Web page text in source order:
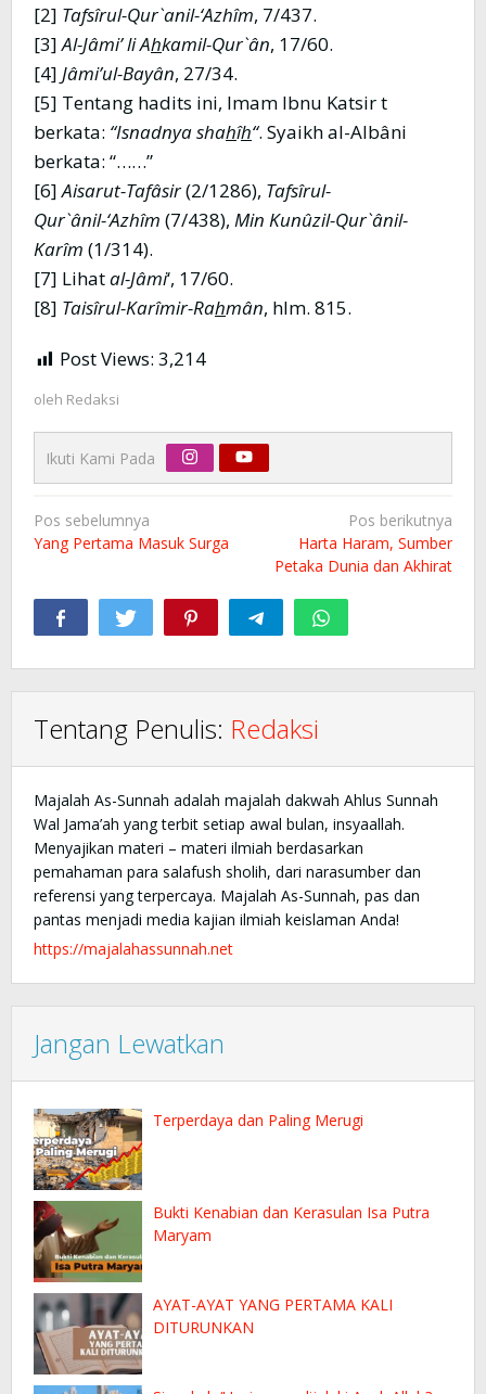
[2] Tafsîrul-Qur`anil-‘Azhîm, 7/437.
[3]Al-Jâmi’ li Ahkamil-Qur`ân, 17/60.
[4] Jâmi’ul-Bayân, 27/34.
[5] Tentang hadits ini, Imam Ibnu Katsir t
berkata: “Isnadnya shahîh“. Syaikh al-Albâni
berkata: “……”
[6]Aisarut-Tafâsir(2/1286), Tafsîrul-
Qur`ânil-‘Azhîm (7/438), Min Kunûzil-Qur`ânil-
Karîm (1/314).
[7] Lihatal-Jâmi‘, 17/60.
[8] Taisîrul-Karîmir-Rahmân, hlm. 815.
Post Views: 3,214
oleh Redaksi
Ikuti Kami Pada
Navigasi
pos
Pos sebelumnya
Yang Pertama Masuk Surga
Pos berikutnya
Harta Haram, Sumber
Petaka Dunia dan Akhirat
Tentang Penulis: Redaksi
Majalah As-Sunnah adalah majalah dakwah Ahlus Sunnah
Wal Jama’ah yang terbit setiap awal bulan, insyaallah.
Menyajikan materi – materi ilmiah berdasarkan
pemahaman para salafush sholih, dari narasumber dan
referensi yang terpercaya. Majalah As-Sunnah, pas dan
pantas menjadi media kajian ilmiah keislaman Anda!
https://majalahassunnah.net
Jangan Lewatkan
Terperdaya dan Paling Merugi
Bukti Kenabian dan Kerasulan Isa Putra
Maryam
AYAT-AYAT YANG PERTAMA KALI
DITURUNKAN